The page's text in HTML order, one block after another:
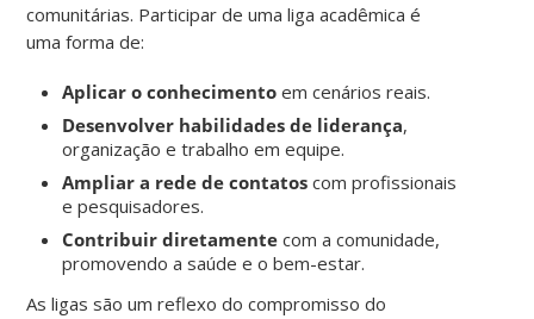
comunitárias. Participar de uma liga acadêmica é
uma forma de:
Aplicar o conhecimento em cenários reais.
Desenvolver habilidades de liderança,
organização e trabalho em equipe.
Ampliar a rede de contatos com profissionais
e pesquisadores.
Contribuir diretamente com a comunidade,
promovendo a saúde e o bem-estar.
As ligas são um reflexo do compromisso do